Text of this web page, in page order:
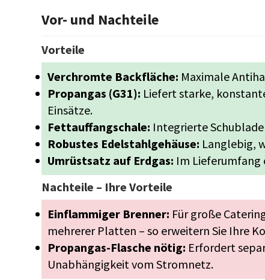
Vor- und Nachteile
Vorteile
Verchromte Backfläche: Maximale
Propangas (G31): Liefert starke,
Einsätze.
Fettauffangschale: Integrierte
Robustes Edelstahlgehäuse: Langlebig,
Umrüstsatz auf Erdgas: Im
Nachteile – Ihre Vorteile
Einflammiger Brenner: Für große
mehrerer Platten – so erweitern Sie Ihre
Propangas-Flasche nötig: Erfordert
Unabhängigkeit vom Stromnetz.